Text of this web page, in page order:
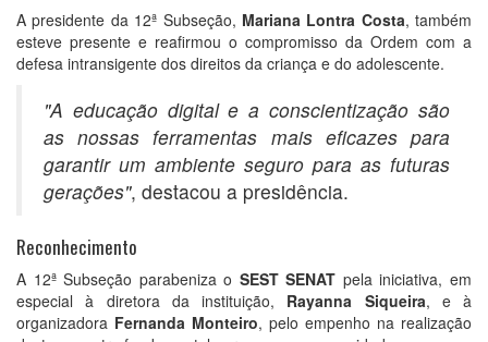
A presidente da 12ª Subseção, Mariana Lontra Costa, também
esteve presente e reafirmou o compromisso da Ordem com a
defesa intransigente dos direitos da criança e do adolescente.
"A educação digital e a conscientização são
as nossas ferramentas mais eficazes para
garantir um ambiente seguro para as futuras
gerações", destacou a presidência.
Reconhecimento
A 12ª Subseção parabeniza o SEST SENAT pela iniciativa, em
especial à diretora da instituição, Rayanna Siqueira, e à
organizadora Fernanda Monteiro, pelo empenho na realização